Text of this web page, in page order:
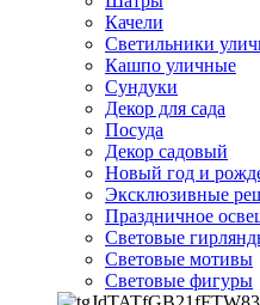
Качели
Cветильники
Кашпо уличные
Сундуки
Декор для сада
Посуда
Декор садовый
Новый год и
Эксклюзивные
Праздничное
Световые
Световые мотивы
Световые фигуры